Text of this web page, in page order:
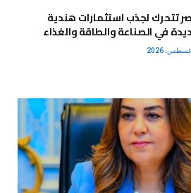
تتحرك لجذب استثمارات هندية
في الصناعة والطاقة والغذاء